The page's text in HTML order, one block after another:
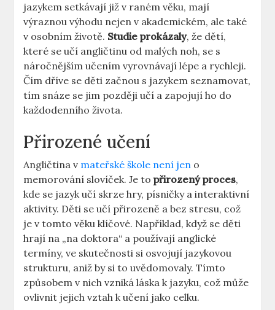
jazykem setkávají již v raném věku, mají
výraznou výhodu nejen v akademickém, ale také
v osobním životě. Studie prokázaly, že dětí,
které se učí angličtinu od malých noh, se s
náročnějším učením vyrovnávají lépe a rychleji.
Čím dříve se děti začnou s jazykem seznamovat,
tím snáze se jim později učí a zapojují ho do
každodenního života.
Přirozené učení
Angličtina v mateřské škole není jen o
memorování slovíček. Je topřirozený proces,
kde se jazyk učí skrze hry, písničky a interaktivní
aktivity. Děti se učí přirozeně a bez stresu, což
je v tomto věku klíčové. Například, když se děti
hrají na „na doktora“ a používají anglické
termíny, ve skutečnosti si osvojují jazykovou
strukturu, aniž by si to uvědomovaly. Tímto
způsobem v nich vzniká láska k jazyku, což může
ovlivnit jejich vztah k učení jako celku.